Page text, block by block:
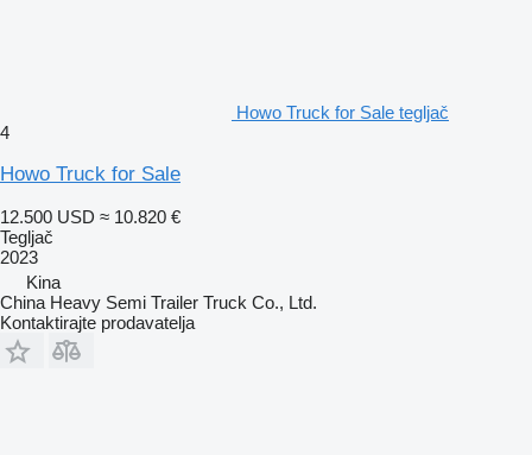
Howo Truck for Sale tegljač
4
Howo Truck for Sale
12.500 USD ≈ 10.820 €
Tegljač
2023
Kina
China Heavy Semi Trailer Truck Co., Ltd.
Kontaktirajte prodavatelja